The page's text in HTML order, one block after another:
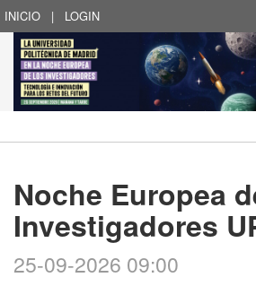
INICIO | LOGIN
Noche Europea
Investigadores
25-09-2026 09:00